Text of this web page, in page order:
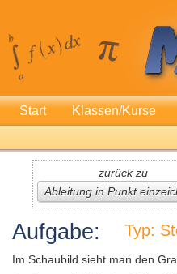
Start Klassen/Kurse
zurück zu
Ableitung in Punkt
Aufgabe: Typ:
Im Schaubild sieht man den